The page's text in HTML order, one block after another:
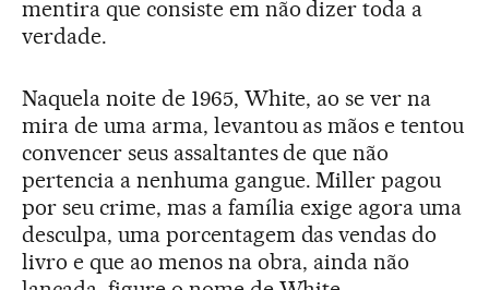
mentira que consiste em não dizer toda a
verdade.
Naquela noite de 1965, White, ao se ver na
mira de uma arma, levantou as mãos e tentou
convencer seus assaltantes de que não
pertencia a nenhuma gangue. Miller pagou
por seu crime, mas a família exige agora uma
desculpa, uma porcentagem das vendas do
livro e que ao menos na obra, ainda não